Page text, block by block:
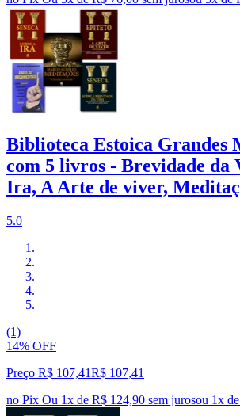
Biblioteca Estoica Grandes
com 5 livros - Brevidade da
Ira, A Arte de viver,
5.0
(1)
14% OFF
Preço R$ 107,41R$ 107,41
no Pix Ou 1x de R$ 124,90 sem jurosou 1x de